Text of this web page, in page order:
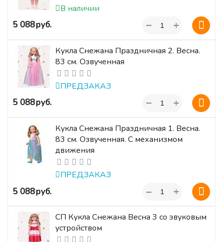
В наличии
‍5 088‍руб. +
−
Кукла Снежана Праздничная 2. Весна.
83 см. Озвученная
ПРЕДЗАКАЗ
‍5 088‍руб. +
−
Кукла Снежана Праздничная 1. Весна.
83 см. Озвученная. С механизмом
движения
ПРЕДЗАКАЗ
‍5 088‍руб. +
−
СП Кукла Снежана Весна 3 со звуковым
устройством